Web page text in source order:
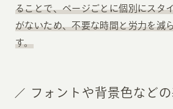
ることで、ページごとに個別にスタ
がないため、不要な時間と労力を減
す。
フォントや背景色など